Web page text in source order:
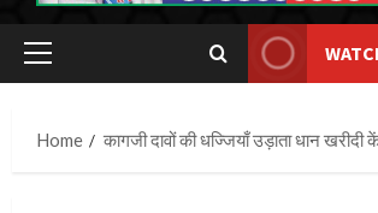
Primary
Home कागजी दावों की धज्जियाँ उड़ाता धान खरीदी